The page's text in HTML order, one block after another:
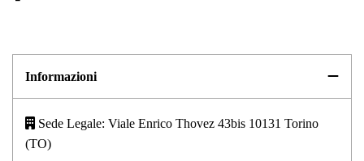
Informazioni
Sede Legale: Viale Enrico Thovez 43bis 10131 Torino
(TO)